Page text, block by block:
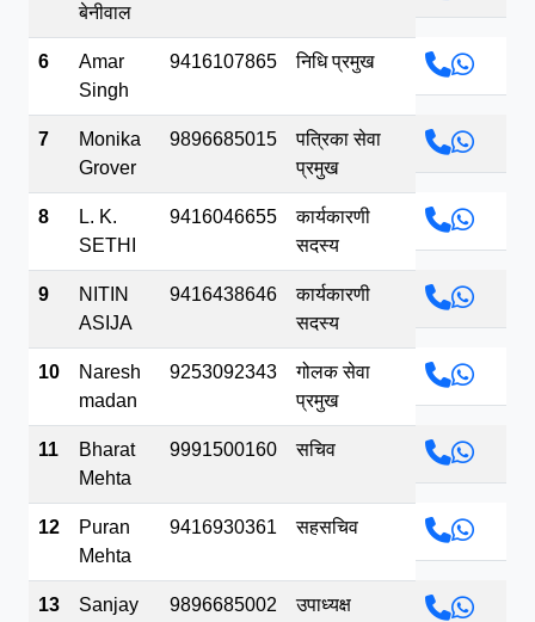
बेनीवाल
6
Amar
Singh
9416107865 निधि प्रमुख
7
Monika
Grover
9896685015
पत्रिका सेवा
प्रमुख
8
L. K.
SETHI
9416046655
कार्यकारणी
सदस्य
9
NITIN
ASIJA
9416438646
कार्यकारणी
सदस्य
10
Naresh
madan
9253092343
गोलक सेवा
प्रमुख
11
Bharat
Mehta
9991500160 सचिव
12
Puran
Mehta
9416930361 सहसचिव
13 Sanjay 9896685002 उपाध्यक्ष